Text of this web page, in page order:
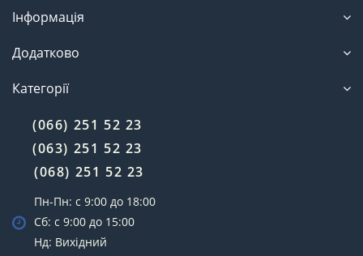
поліпшення продуктивності системи;
забезпечення безпеки.
Допомагають оперативно виявити проблему і вжити
заходів для відновлення оптимальної продуктивності
Де купити детектори витоку фреону в
Україні?
витоку фреону за доступною ціною. Зручна оплата
онлайн і можливість оформити доставку по території
України.
Інформація
Додатково
Категорії
(066) 251 52 23
(063) 251 52 23
(068) 251 52 23
Пн-Пн: с 9:00 до 18:00
Сб: с 9:00 до 15:00
Нд: Вихідний